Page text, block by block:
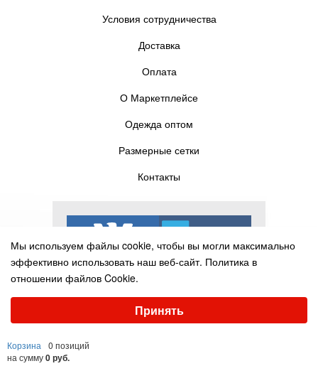
Корзина
0 позиций
на сумму0 руб.
Условия сотрудничества
Доставка
Оплата
О Маркетплейсе
Одежда оптом
Размерные сетки
Контакты
Мы используем файлы cookie, чтобы вы могли максимально
эффективно использовать наш веб-сайт. Политика в
отношении файлов Cookie.
Принять